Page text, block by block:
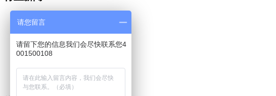
蔡司三坐标 captru...
蔡司工业CT软件Volu...
蔡司三坐标calypso...
上海法登阀门引入蔡司三坐...
蔡司中国工业质量解决方案...
蔡司三坐标ZEISS C...
请您留言
请留下您的信息我们会尽快联系您4
001500108